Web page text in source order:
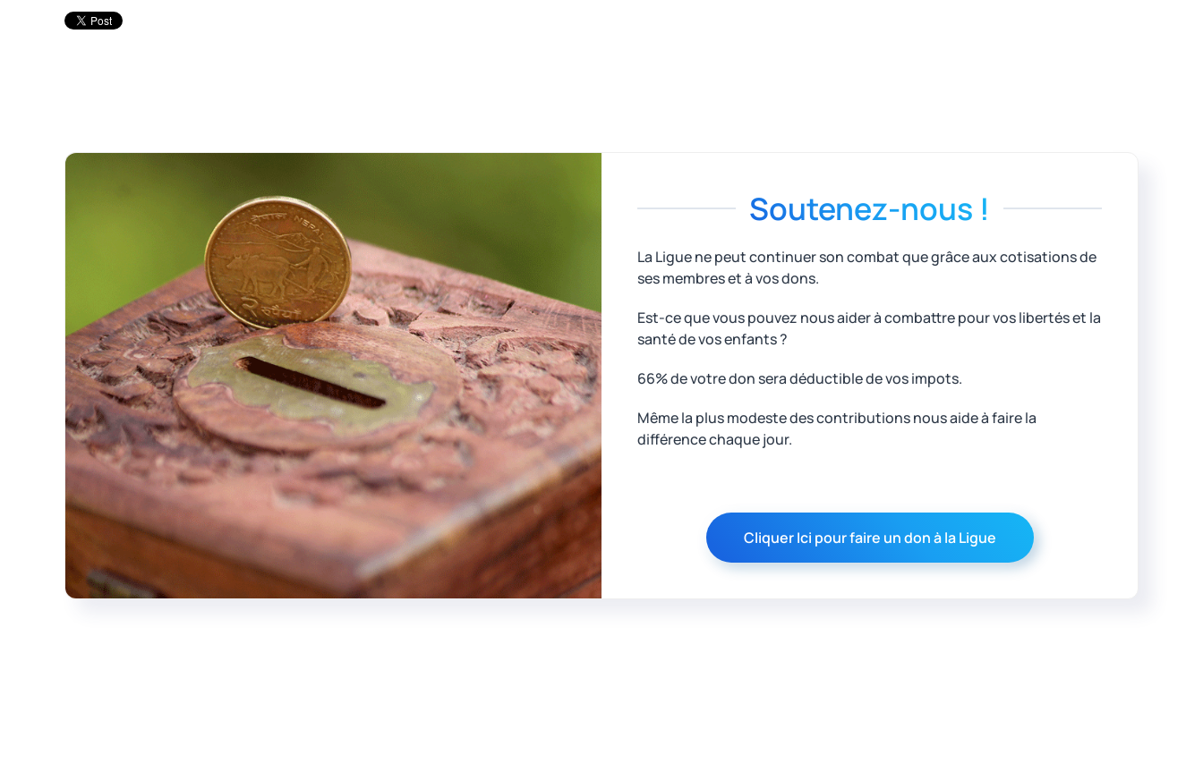
Soutenez-nous !
La Ligue ne peut continuer son combat que grâce aux cotisations de
ses membres et à vos dons.
Est-ce que vous pouvez nous aider à combattre pour vos libertés et la
santé de vos enfants ?
66% de votre don sera déductible de vos impots.
Même la plus modeste des contributions nous aide à faire la
différence chaque jour.
Cliquer Ici pour faire un don à la Ligue